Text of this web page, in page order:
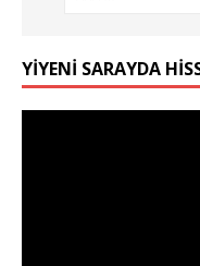
YIYENI SARAYDA